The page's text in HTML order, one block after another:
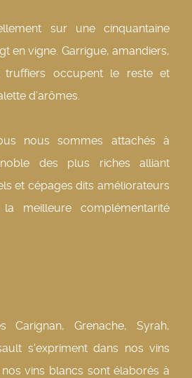
sur une cinquantaine
en vigne. Garrigue, amandiers,
truffiers occupent le reste et
d’arômes.
nous sommes attachés à
des plus riches alliant
et cépages dits améliorateurs
meilleure complémentarité
Carignan, Grenache, Syrah,
s'expriment dans nos vins
vins blancs sont élaborés à